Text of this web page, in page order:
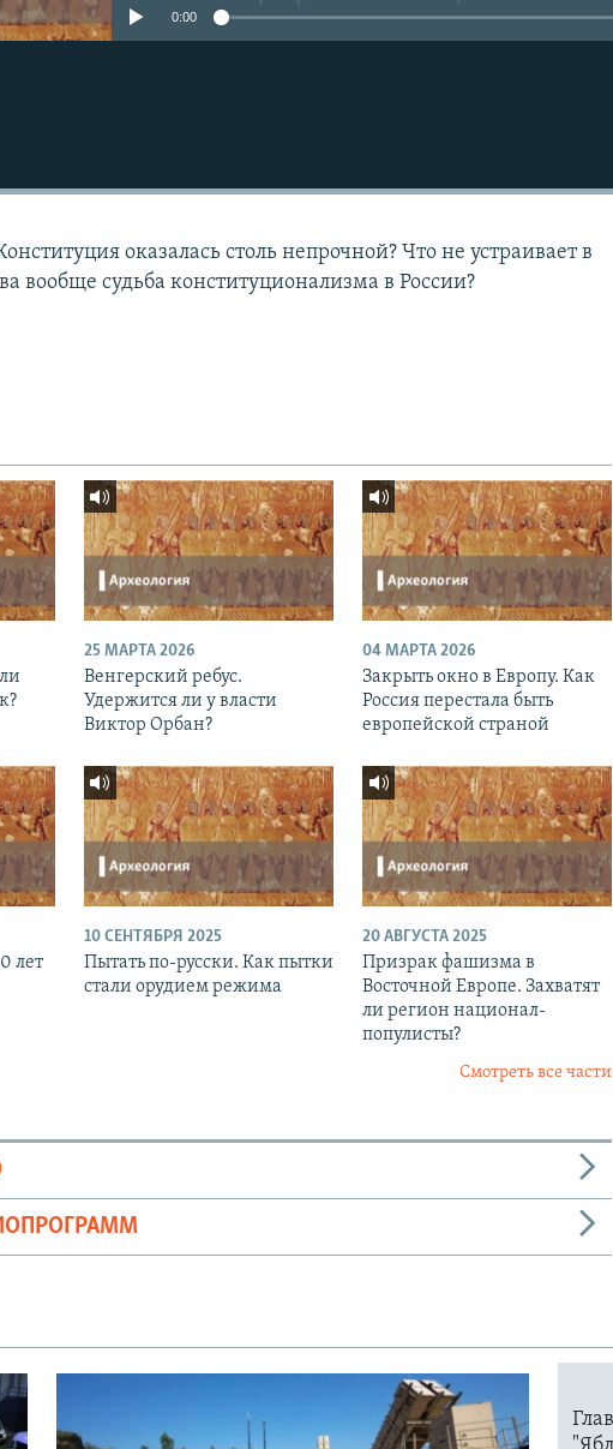
0:00
оказалась столь непрочной? Что не устраивает в
вообще судьба конституционализма в России?
25 МАРТА 2026
Венгерский ребус.
Удержится ли у власти
Виктор Орбан?
04 МАРТА 2026
Закрыть окно в Европу. Как
Россия перестала быть
европейской страной
лет
10 СЕНТЯБРЯ 2025
Пытать по-русски. Как пытки
стали орудием режима
20 АВГУСТА 2025
Призрак фашизма в
Восточной Европе. Захватят
ли регион национал-
популисты?
Смотреть все части